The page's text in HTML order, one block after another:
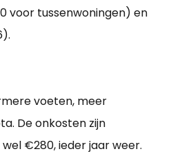
voor tussenwoningen) en
voeten, meer
De onkosten zijn
€280, ieder jaar weer.